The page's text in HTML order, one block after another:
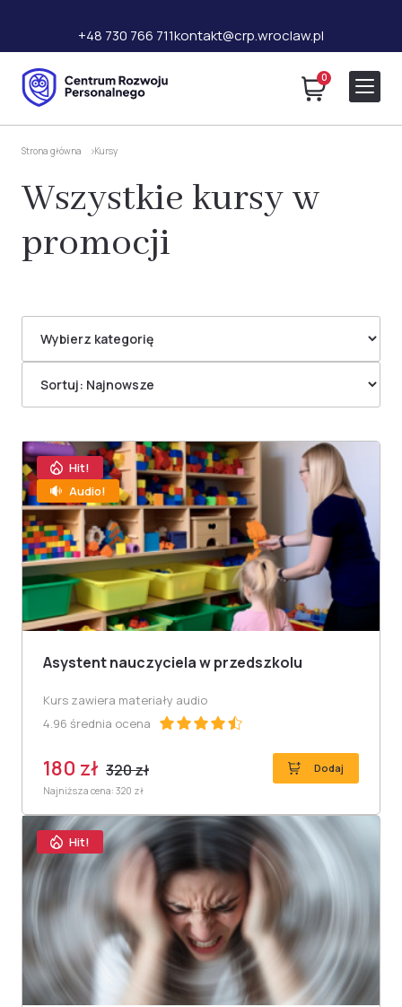
+48 730 766 711kontakt@crp.wroclaw.pl
0
Strona główna Kursy
Wszystkie kursy w
promocji
Hit!
Audio!
Asystent nauczyciela w przedszkolu
Kurs zawiera materiały audio
4.96 średnia ocena
180 zł 320 zł Dodaj
Najniższa cena: 320 zł
Hit!